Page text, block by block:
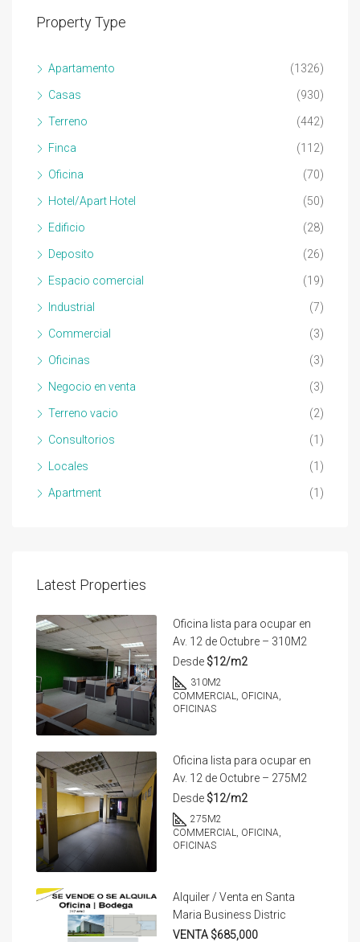
Property Type
Apartamento (1326)
Casas (930)
Terreno (442)
Finca (112)
Oficina (70)
Hotel/Apart Hotel (50)
Edificio (28)
Deposito (26)
Espacio comercial (19)
Industrial (7)
Commercial (3)
Oficinas (3)
Negocio en venta (3)
Terreno vacio (2)
Consultorios (1)
Locales (1)
Apartment (1)
Latest Properties
Oficina lista para ocupar en
Av. 12 de Octubre – 310M2
Desde $12/m2
310M2
COMMERCIAL, OFICINA,
OFICINAS
Oficina lista para ocupar en
Av. 12 de Octubre – 275M2
Desde $12/m2
275M2
COMMERCIAL, OFICINA,
OFICINAS
Alquiler / Venta en Santa
Maria Business Distric
VENTA $685,000